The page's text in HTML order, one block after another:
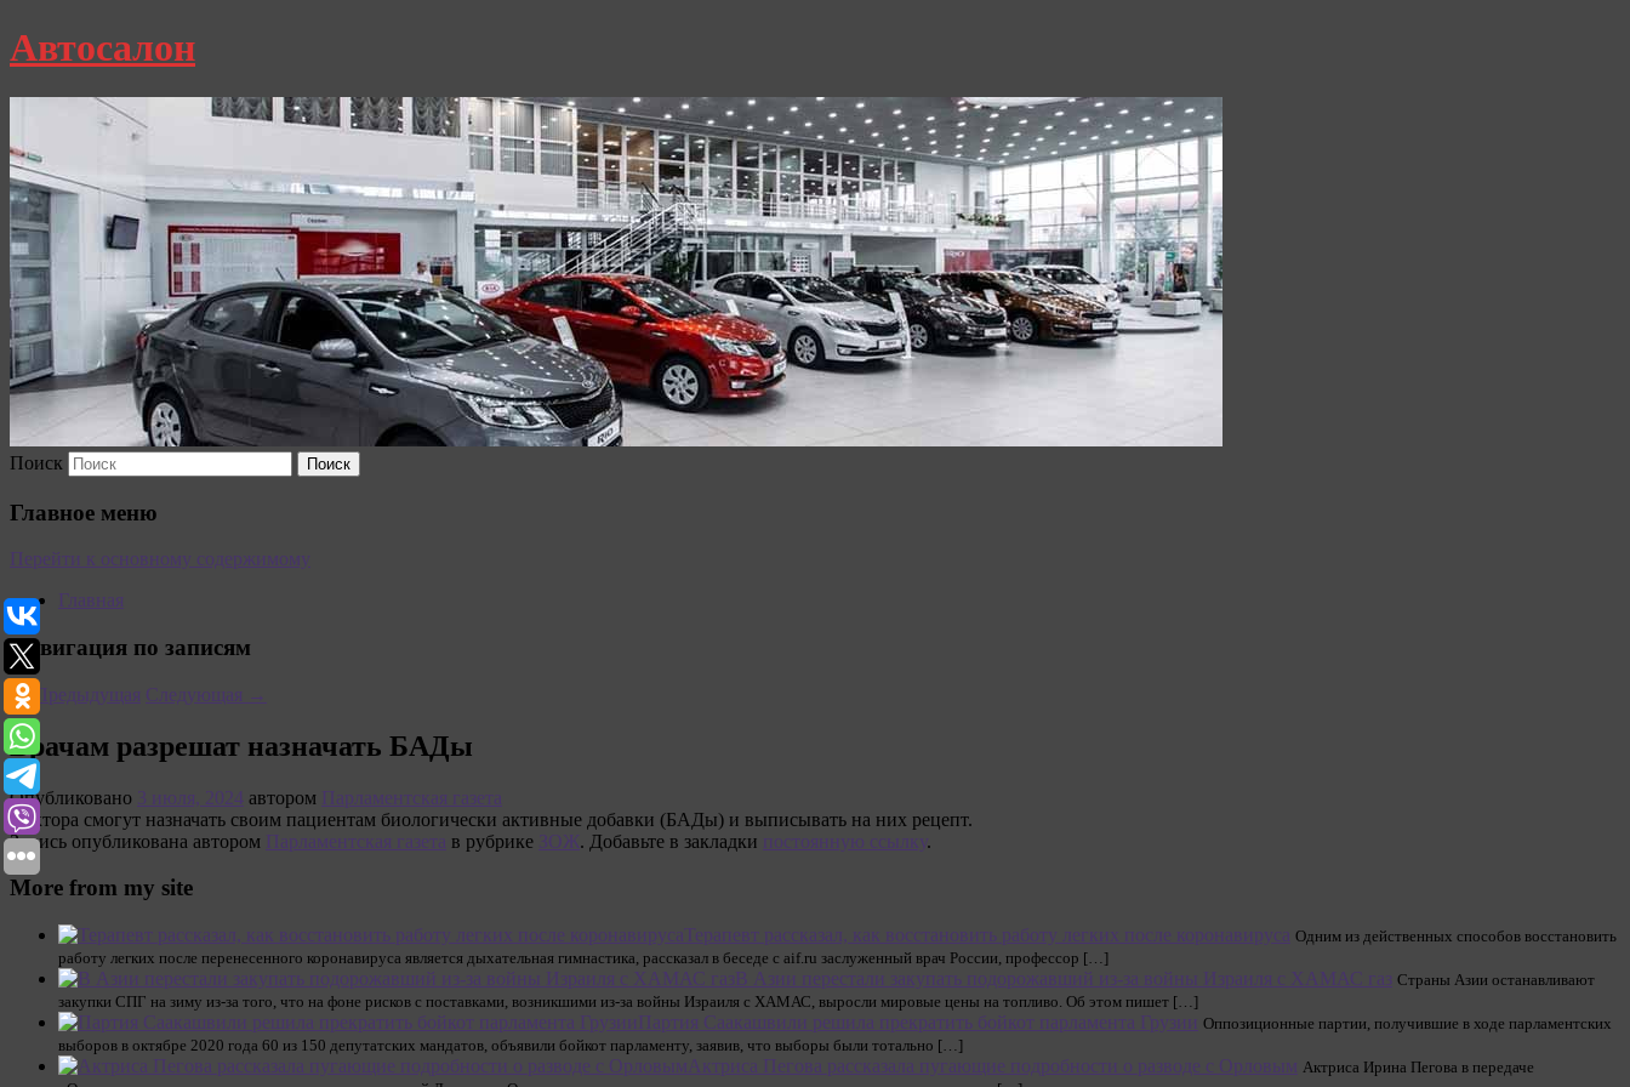
Автосалон
Поиск
Главное меню
Перейти к основному содержимому
Главная
Навигация по записям
←Предыдущая Следующая →
Врачам разрешат назначать БАДы
Опубликовано 3 июля, 2024 автором Парламентская газета
Доктора смогут назначать своим пациентам биологически активные добавки (БАДы) и выписывать на них рецепт.
Запись опубликована автором Парламентская газета в рубрике ЗОЖ. Добавьте в закладки постоянную ссылку.
More from my site
Терапевт рассказал, как восстановить работу легких после коронавируса Одним из дейст­венных способов восстановить
работу легких после перенесенного коронавируса является дыхательная гимнастика, рассказал в беседе с aif.ru заслуженный врач России, профессор […]
В Азии перестали закупать подорожавший из-за войны Израиля с ХАМАС газ Страны Азии останавливают
закупки СПГ на зиму из-за того, что на фоне рисков с поставками, возникшими из-за войны Израиля с ХАМАС, выросли мировые цены на топливо. Об этом пишет […]
Партия Саакашвили решила прекратить бойкот парламента Грузии Оппозиционные партии, получившие в ходе парламентских
выборов в октябре 2020 года 60 из 150 депутатских мандатов, объявили бойкот парламенту, заявив, что выборы были тотально […]
Актриса Пегова рассказала пугающие подробности о разводе с Орловым Актриса Ирина Пегова в передаче